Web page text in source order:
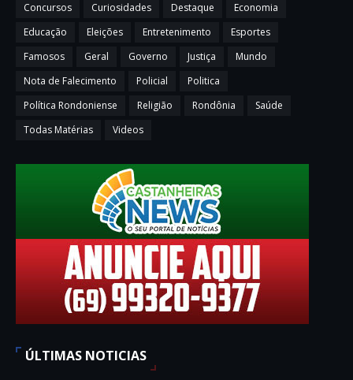
Concursos
Curiosidades Destaque
Economia
Educação
Eleições Entretenimento
Esportes
Famosos
Geral Governo Justiça
Mundo
Nota de Falecimento
Policial
Politica
Política Rondoniense
Religião Rondônia
Saúde
Todas Matérias
Videos
ÚLTIMAS NOTICIAS